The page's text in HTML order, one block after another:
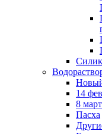
14
8
Пасха